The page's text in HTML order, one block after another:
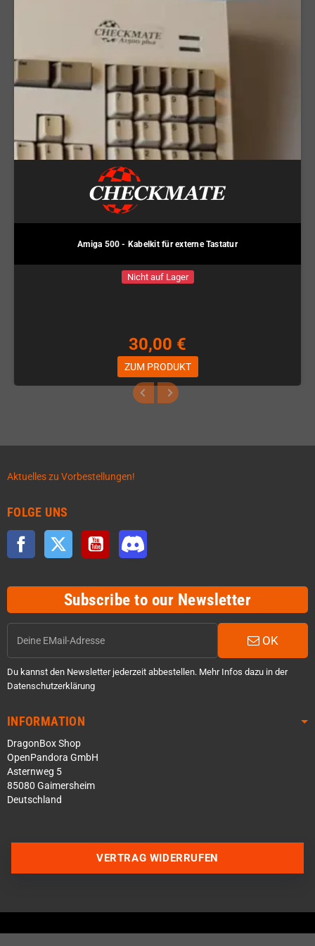
Amiga 500 - Kabelkit für externe Tastatur
Nicht auf Lager
30,00 €
ZUM PRODUKT
Aktuelles zu Vorbestellungen!
FOLGE UNS
Facebook Twitter YouTube
Subscribe to our Newsletter
OK
Du kannst den Newsletter jederzeit abbestellen. Mehr Infos dazu in der
Datenschutzerklärung
INFORMATION
DragonBox Shop
OpenPandora GmbH
Asternweg 5
85080 Gaimersheim
Deutschland
Discord Server beitreten
VERTRAG WIDERRUFEN